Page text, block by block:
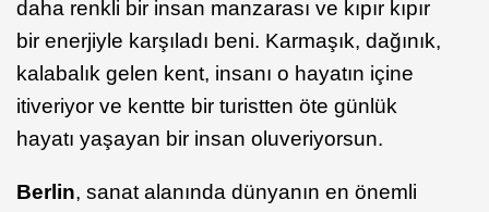
daha renkli bir insan manzarası ve kıpır kıpır
bir enerjiyle karşıladı beni. Karmaşık, dağınık,
kalabalık gelen kent, insanı o hayatın içine
itiveriyor ve kentte bir turistten öte günlük
hayatı yaşayan bir insan oluveriyorsun.
Berlin, sanat alanında dünyanın en önemli